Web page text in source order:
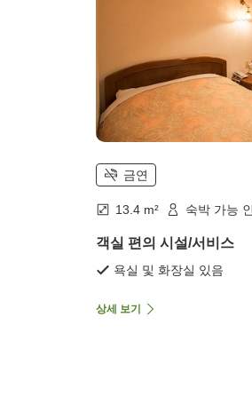
금연
13.4 m² 숙박 가능
객실 편의 시설/서비스
욕실 및 화장실 있음
상세 보기